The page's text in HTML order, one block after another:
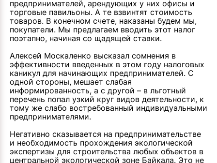
предпринимателей, арендующих у них офисы и
торговые павильоны. А те взвинтят стоимость
товаров. В конечном счете, наказаны будем мы,
покупатели. Мы предлагаем вводить этот налог
поэтапно, начиная со щадящей ставки.
Алексей Москаленко высказал сомнения в
эффективности введенных в этом году налоговых
каникул для начинающих предпринимателей. С
одной стороны, мешает слабая
информированность, а с другой – в льготный
перечень попал узкий круг видов деятельности, к
тому же слабо востребованный индивидуальными
предпринимателями.
Негативно сказывается на предпринимательстве
и необходимость прохождения экологической
экспертизы для строительства любых объектов в
центральной экологической зоне Байкала. Это не